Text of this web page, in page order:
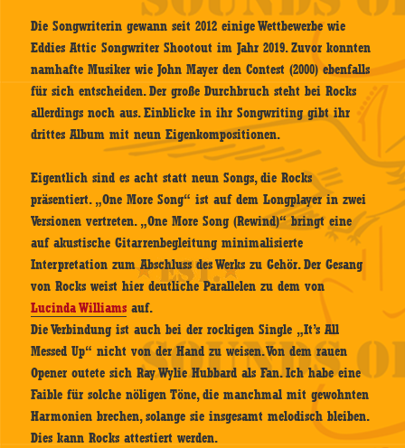
Die Songwriterin gewann seit 2012 einige Wettbewerbe wie
Eddies Attic Songwriter Shootout im Jahr 2019. Zuvor konnten
namhafte Musiker wie John Mayer den Contest (2000) ebenfalls
für sich entscheiden. Der große Durchbruch steht bei Rocks
allerdings noch aus. Einblicke in ihr Songwriting gibt ihr
drittes Album mit neun Eigenkompositionen.
Eigentlich sind es acht statt neun Songs, die Rocks
präsentiert. „One More Song“ ist auf dem Longplayer in zwei
Versionen vertreten. „One More Song (Rewind)“ bringt eine
auf akustische Gitarrenbegleitung minimalisierte
Interpretation zum Abschluss des Werks zu Gehör. Der Gesang
von Rocks weist hier deutliche Parallelen zu dem von
Lucinda Williams auf.
Die Verbindung ist auch bei der rockigen Single „It’s All
Messed Up“ nicht von der Hand zu weisen. Von dem rauen
Opener outete sich Ray Wylie Hubbard als Fan. Ich habe eine
Faible für solche nöligen Töne, die manchmal mit gewohnten
Harmonien brechen, solange sie insgesamt melodisch bleiben.
Dies kann Rocks attestiert werden.